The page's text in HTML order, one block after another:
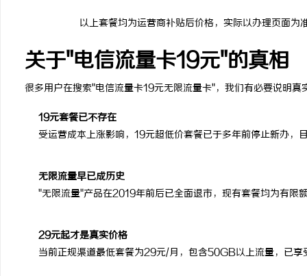
以上套餐均为运营商补贴后价格，实际以办理页面
关于"电信流量卡19元"的真相
很多用户在搜索"电信流量卡19元无限流量卡"，我们有必要说明真
19元套餐已不存在
受运营成本上涨影响，19元超低价套餐已于多年前停止新办，
无限流量早已成历史
"无限流量"产品在2019年前后已全面退市，现有套餐均为有限
29元起才是真实价格
当前正规渠道最低套餐为29元/月，包含50GB以上流量，已享